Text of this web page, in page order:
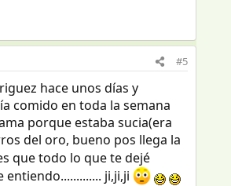
#5
hace unos días y
comido en toda la semana
porque estaba sucia(era
del oro, bueno pos llega la
que todo lo que te dejé
ji,ji,ji